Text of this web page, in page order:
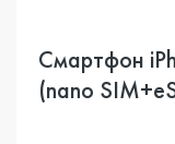
Смартфон
(nano